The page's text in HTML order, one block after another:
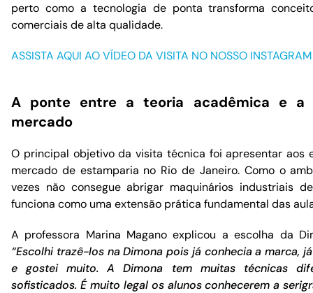
perto como a tecnologia de ponta transforma
comerciais de alta qualidade.
ASSISTA AQUI AO VÍDEO DA VISITA NO NOSSO INSTAGRAM
A ponte entre a teoria acadêmica e a
mercado
O principal objetivo da visita técnica foi apresentar aos
mercado de estamparia no Rio de Janeiro. Como o
vezes não consegue abrigar maquinários industriais
funciona como uma extensão prática fundamental das
A professora Marina Magano explicou a escolha da
“Escolhi trazê-los na Dimona pois já conhecia a marca,
e gostei muito. A Dimona tem muitas técnicas
sofisticados. É muito legal os alunos conhecerem a